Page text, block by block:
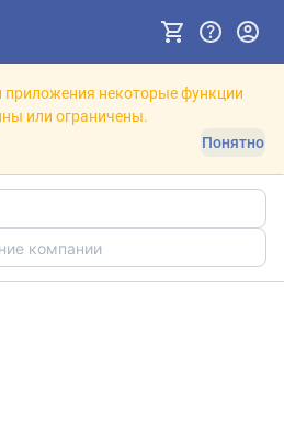
приложения некоторые функции
или ограничены.
Понятно